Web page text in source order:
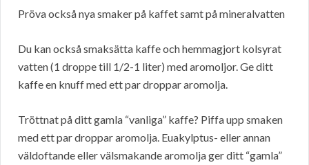
Pröva också nya smaker på kaffet samt på mineralvatten
Du kan också smaksätta kaffe och hemmagjort kolsyrat
vatten (1 droppe till 1/2-1 liter) med aromoljor. Ge ditt
kaffe en knuff med ett par droppar aromolja.
Tröttnat på ditt gamla “vanliga” kaffe? Piffa upp smaken
med ett par droppar aromolja. Euakylptus- eller annan
väldoftande eller välsmakande aromolja ger ditt “gamla”